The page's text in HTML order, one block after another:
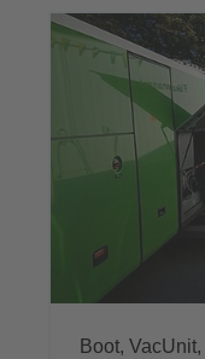
Boot, VacUnit,